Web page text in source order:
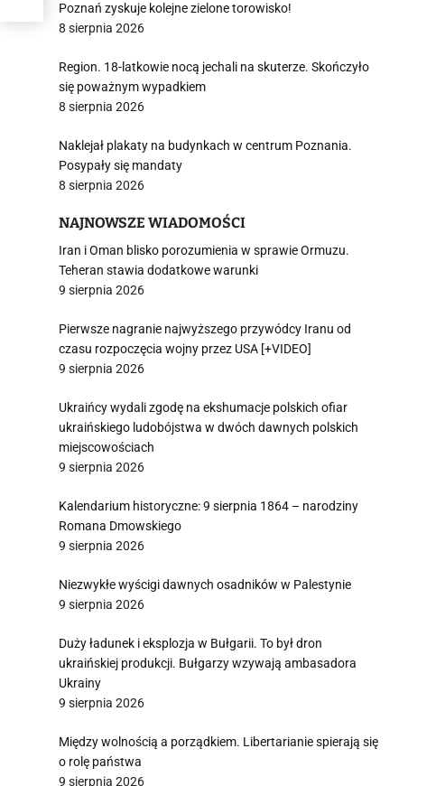
Poznań zyskuje kolejne zielone torowisko!
8 sierpnia 2026
Region. 18-latkowie nocą jechali na skuterze. Skończyło
się poważnym wypadkiem
8 sierpnia 2026
Naklejał plakaty na budynkach w centrum Poznania.
Posypały się mandaty
8 sierpnia 2026
NAJNOWSZE WIADOMOŚCI
Iran i Oman blisko porozumienia w sprawie Ormuzu.
Teheran stawia dodatkowe warunki
9 sierpnia 2026
Pierwsze nagranie najwyższego przywódcy Iranu od
czasu rozpoczęcia wojny przez USA [+VIDEO]
9 sierpnia 2026
Ukraińcy wydali zgodę na ekshumacje polskich ofiar
ukraińskiego ludobójstwa w dwóch dawnych polskich
miejscowościach
9 sierpnia 2026
Kalendarium historyczne: 9 sierpnia 1864 – narodziny
Romana Dmowskiego
9 sierpnia 2026
Niezwykłe wyścigi dawnych osadników w Palestynie
9 sierpnia 2026
Duży ładunek i eksplozja w Bułgarii. To był dron
ukraińskiej produkcji. Bułgarzy wzywają ambasadora
Ukrainy
9 sierpnia 2026
Między wolnością a porządkiem. Libertarianie spierają się
o rolę państwa
9 sierpnia 2026